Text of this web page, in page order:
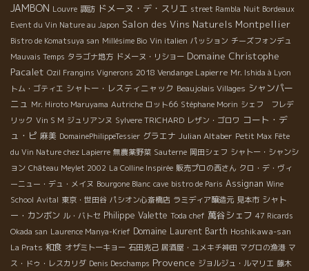
JAMBON Louvre 諏訪 ドメーヌ・デ・スリエ street Rambla Nuit Bordeaux
Event du Vin Nature au Japon Salon des Vins Naturels Montpellier
Bistro de Komatsuya san Millésime Bio Vin italien パッション チーズフォンデュ
Mauvais Temps タラゴナ地方 ドメーヌ・リショー Domaine Christophe
Pacalet Ozil Frangins Vignerons 2018 Vendange Lapierre Mr. Ishida à Lyon
トム・ゴティエ シャトー・レスティニャック Beaujolais Villages シャンパー
ニュ Mr. Hiroto Maruyama Autriche ロット66 Stéphane Morin シェフ フレデ
リック Vin S M ジュリアンヌ Sylvere TRICHARD レザン・ゴロワ コート・デ
ュ・ピ 麻美 DomainePhilippeTessier グラエナ Julian Altaber Petit Max Fête
du Vin Nature chez Lapierre 無農薬野菜 Sauterne 岡田シェフ シャトー・シャンシ
ョン Château Meylet 2002 La Colline Inspirée 販売プロの西さん クロ・デ・ヴィ
ーニュー・デュ・メイヌ Bourgone Blanc cave bistro de Paris Assignan Wine
School Avital 東京・世田谷 パシオン心斎橋店 ラミディア醸造元 見本市 シャト
ー・カンボン ル・バトセ Philippe Valette Toda chef 萬谷シェフ 47 Ricards
Okada san Laurence Manya-Krief Domaine Laurent Barth Hoshikawa-san
La Prats 和食 オザミトーキョー 石田克己 居酒屋・ユメキチ神田 マグロの漁港 マ
ス・ドゥ・レスカリダ Denis Deschamps Provence ジョルジュ・ルマリエ 藤木